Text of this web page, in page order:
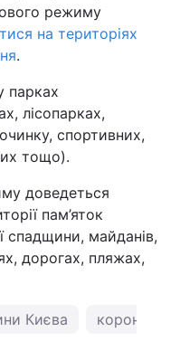
режиму
на територіях
.
парках
лісопарках,
спортивних,
тощо).
доведеться
пам’яток
спадщини, майданів,
дорогах, пляжах,
Києва